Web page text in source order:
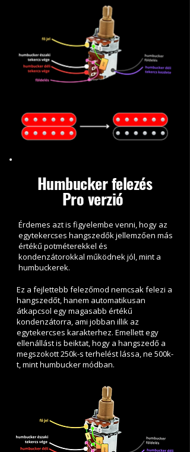
Humbucker felezés
Pro verzió
Érdemes azt is figyelembe venni, hogy az
egytekercses hangszedők jellemzően más
értékű potméterekkel és
kondenzátorokkal működnek jól, mint a
humbuckerek.
Ez a fejlettebb felezőmod nemcsak felezi a
hangszedőt, hanem automatikusan
átkapcsol egy magasabb értékű
kondenzátorra, ami jobban illik az
egytekercses karakterhez. Emellett egy
ellenállást is beiktat, hogy a hangszedő a
megszokott 250k-s terhelést lássa, ne 500k-
t, mint humbucker módban.